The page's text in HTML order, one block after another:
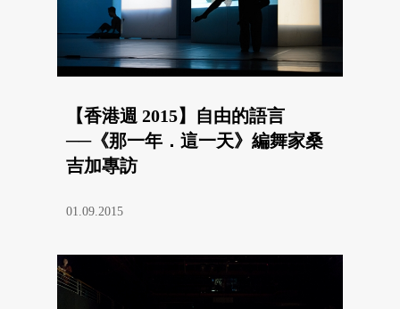
【香港週 2015】自由的語言
──《那一年．這一天》編舞家桑
吉加專訪
01.09.2015